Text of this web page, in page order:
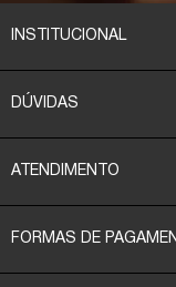
INSTITUCIONAL
DÚVIDAS
ATENDIMENTO
FORMAS DE